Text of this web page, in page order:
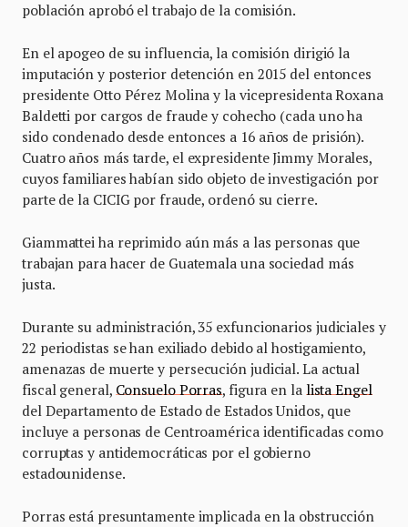
población aprobó el trabajo de la comisión.
En el apogeo de su influencia, la comisión dirigió la
imputación y posterior detención en 2015 del entonces
presidente Otto Pérez Molina y la vicepresidenta Roxana
Baldetti por cargos de fraude y cohecho (cada uno ha
sido condenado desde entonces a 16 años de prisión).
Cuatro años más tarde, el expresidente Jimmy Morales,
cuyos familiares habían sido objeto de investigación por
parte de la CICIG por fraude, ordenó su cierre.
Giammattei ha reprimido aún más a las personas que
trabajan para hacer de Guatemala una sociedad más
justa.
Durante su administración, 35 exfuncionarios judiciales y
22 periodistas se han exiliado debido al hostigamiento,
amenazas de muerte y persecución judicial. La actual
fiscal general, Consuelo Porras, figura en la lista Engel
del Departamento de Estado de Estados Unidos, que
incluye a personas de Centroamérica identificadas como
corruptas y antidemocráticas por el gobierno
estadounidense.
Porras está presuntamente implicada en la obstrucción